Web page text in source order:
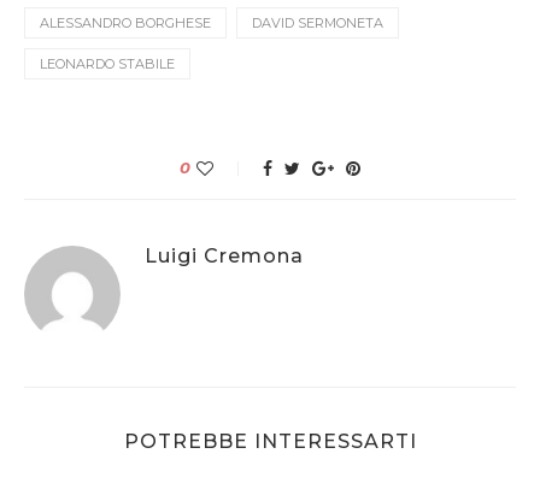
ALESSANDRO BORGHESE DAVID SERMONETA
LEONARDO STABILE
0
Luigi Cremona
POTREBBE INTERESSARTI